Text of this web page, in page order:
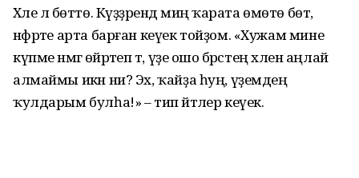
Хәле лә бөттө. Күҙҙәрендә миңә ҡарата өмөтө бөтә,
нәфрәте арта барған кеүек тойҙом. «Хужам мине
күпме нәмәгә өйрәтеп тә, үҙе ошо бәрәстең хәлен аңлай
алмаймы икән ни? Эх, ҡайҙа һуң, үҙемдең
ҡулдарым булһа!» – тип әйтәлер кеүек.